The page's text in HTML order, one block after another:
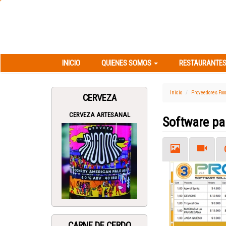
INICIO QUIENES SOMOS
CERVEZA
CERVEZA ARTESANAL
Inicio Proveedores
Software
Previous